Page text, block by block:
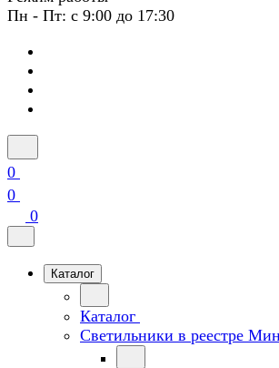
Пн - Пт: с 9:00 до 17:30
0
0
0
Каталог
Каталог
Светильники в реестре